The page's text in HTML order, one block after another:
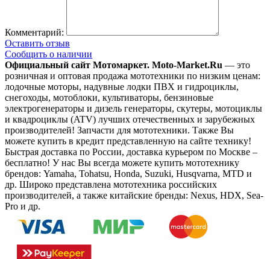
Комментарий:
Оставить отзыв
Сообщить о наличии
Официальный сайт Мотомаркет. Moto-Market.Ru — это
розничная и оптовая продажа мототехники по низким ценам:
лодочные моторы, надувные лодки ПВХ и гидроциклы,
снегоходы, мотоблоки, культиваторы, бензиновые
электрогенераторы и дизель генераторы, скутеры, мотоциклы
и квадроциклы (ATV) лучших отечественных и зарубежных
производителей! Запчасти для мототехники. Также Вы
можете купить в кредит представленную на сайте технику!
Быстрая доставка по России, доставка курьером по Москве –
бесплатно! У нас Вы всегда можете купить мототехнику
брендов: Yamaha, Tohatsu, Honda, Suzuki, Husqvarna, MTD и
др. Широко представлена мототехника российских
производителей, а также китайские бренды: Nexus, HDX, Sea-
Pro и др.